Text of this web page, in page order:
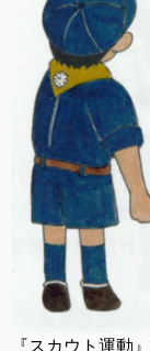
『スカウト運動